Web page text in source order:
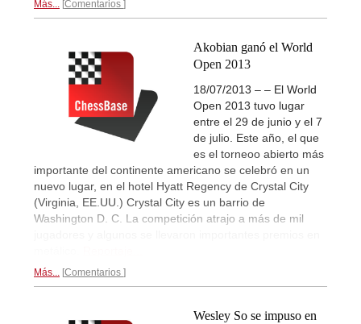
Más... Comentarios
Akobian ganó el World
Open 2013
18/07/2013 – – El World
Open 2013 tuvo lugar
entre el 29 de junio y el 7
de julio. Este año, el que
es el torneoo abierto más
importante del continente americano se celebró en un
nuevo lugar, en el hotel Hyatt Regency de Crystal City
(Virginia, EE.UU.) Crystal City es un barrio de
Washington D. C. La competición atrajo a más de mil
Más... Comentarios
Wesley So se impuso en